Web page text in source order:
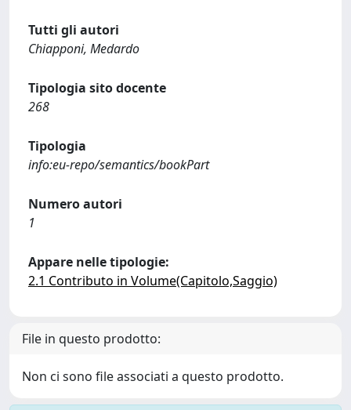
Tutti gli autori
Chiapponi, Medardo
Tipologia sito docente
268
Tipologia
info:eu-repo/semantics/bookPart
Numero autori
1
Appare nelle tipologie:
2.1 Contributo in Volume(Capitolo,Saggio)
File in questo prodotto:
Non ci sono file associati a questo prodotto.